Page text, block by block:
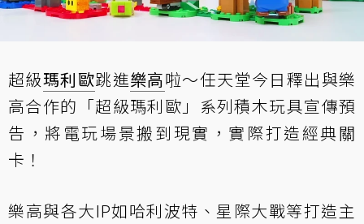
超級瑪利歐跳進樂高啦～任天堂今日釋出與樂
高合作的 「超級瑪利歐」系列積木玩具宣傳預
告，將電玩場景搬到現實，實際打造經典關
卡！
樂高與各大IP如哈利波特、星際大戰等打造主